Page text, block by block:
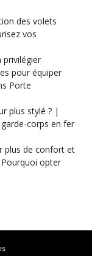
des volets
vos
privilégier
pour équiper
Porte
plus stylé ? |
corps en fer
plus de confort et
Pourquoi opter